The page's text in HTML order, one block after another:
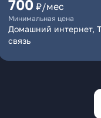
700 ₽/мес
Минимальная цена
Домашний интернет,
связь